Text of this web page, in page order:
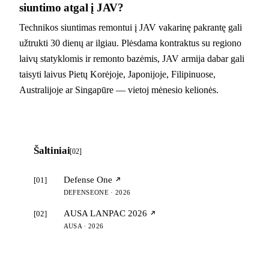
siuntimo atgal į JAV?
Technikos siuntimas remontui į JAV vakarinę pakrantę gali
užtrukti 30 dienų ar ilgiau. Plėsdama kontraktus su regiono
laivų statyklomis ir remonto bazėmis, JAV armija dabar gali
taisyti laivus Pietų Korėjoje, Japonijoje, Filipinuose,
Australijoje ar Singapūre — vietoj mėnesio kelionės.
Šaltiniai[02]
[01] Defense One
DEFENSEONE · 2026
[02] AUSA LANPAC 2026
AUSA · 2026